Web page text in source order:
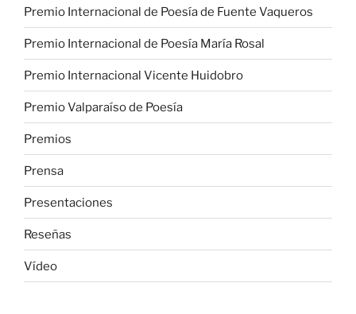
Premio Internacional de Poesía de Fuente Vaqueros
Premio Internacional de Poesía María Rosal
Premio Internacional Vicente Huidobro
Premio Valparaíso de Poesía
Premios
Prensa
Presentaciones
Reseñas
Vídeo